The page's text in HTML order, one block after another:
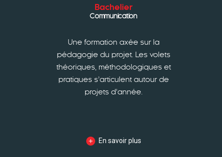
Bachelier
Communication
Une formation axée sur la
pédagogie du projet. Les volets
théoriques, méthodologiques et
pratiques s’articulent autour de
projets d’année.
En savoir plus